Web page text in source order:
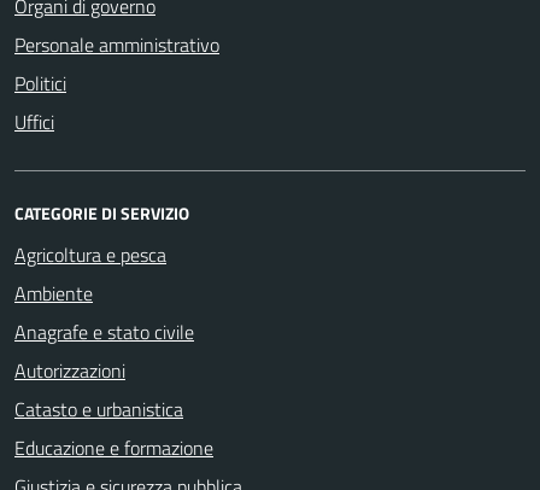
Personale amministrativo
Politici
Uffici
CATEGORIE DI SERVIZIO
Agricoltura e pesca
Ambiente
Anagrafe e stato civile
Autorizzazioni
Catasto e urbanistica
Educazione e formazione